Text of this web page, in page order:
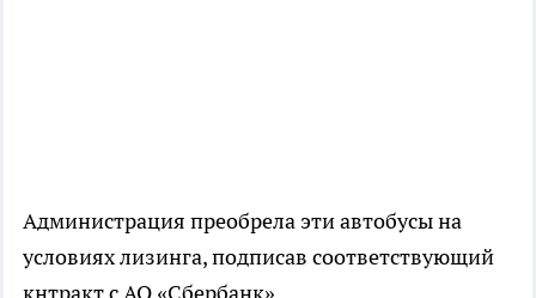
Администрация преобрела эти автобусы на
условиях лизинга, подписав соответствующий